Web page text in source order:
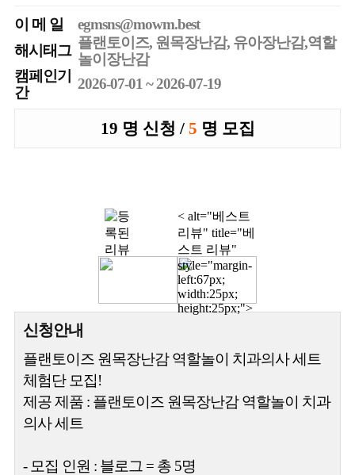
이 메 일
egmsns@mowm.best
해시태그 플랜토이즈, 원목장난감, 유아장난감,역할
놀이장난감
캠페인기
간
2026-07-01 ~ 2026-07-19
19 명 신청 / 5 명 모집
< alt="베스트
리뷰" title="베
스트 리뷰"
style="margin-
left:67px;
width:25px;
height:25px;">
신청안내
플랜토이즈 원목장난감 역할놀이 치과의사 세트
체험단 모집!
제공 제품 : 플랜토이즈 원목장난감 역할놀이 치과
의사 세트
- 모집 인원 : 블로그 = 총 5명